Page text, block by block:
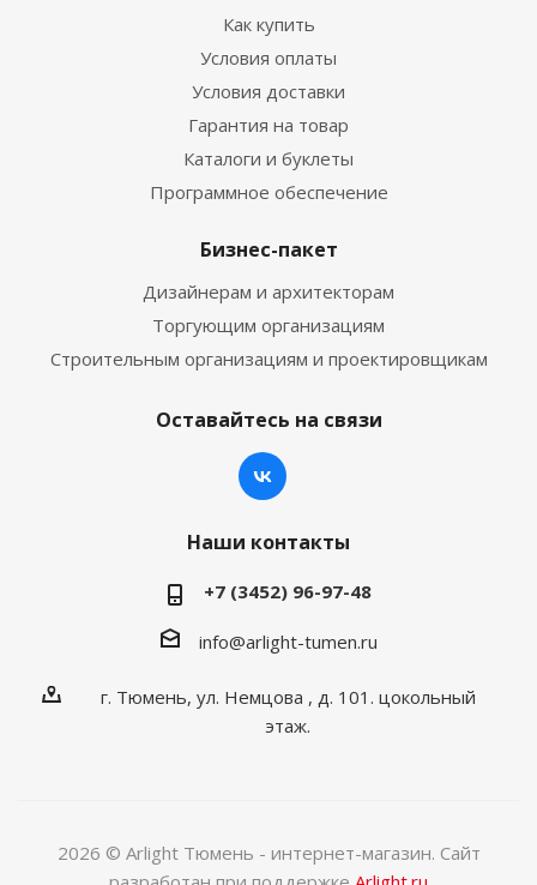
Как купить
Условия оплаты
Условия доставки
Гарантия на товар
Каталоги и буклеты
Программное обеспечение
Бизнес-пакет
Дизайнерам и архитекторам
Торгующим организациям
Строительным организациям и проектировщикам
Оставайтесь на связи
Наши контакты
+7 (3452) 96-97-48
info@arlight-tumen.ru
г. Тюмень, ул. Немцова , д. 101. цокольный
этаж.
2026 © Arlight Тюмень - интернет-магазин. Сайт